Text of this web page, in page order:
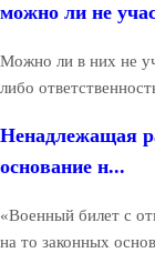
можно ли не
Можно ли в них не
либо
Ненадлежащая
основание н...
«Военный билет с
на то законных